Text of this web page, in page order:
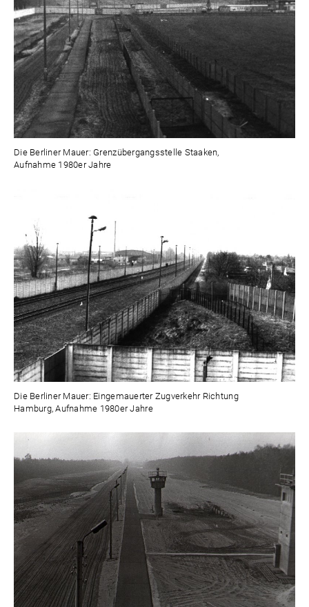
Die Berliner Mauer: Grenzübergangsstelle Staaken,
Aufnahme 1980er Jahre
Die Berliner Mauer: Eingemauerter Zugverkehr Richtung
Hamburg, Aufnahme 1980er Jahre